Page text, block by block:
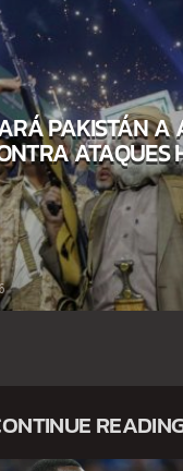
PAKISTÁN A
ATAQUES